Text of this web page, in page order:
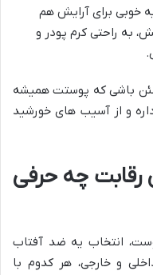
خوبی برای آرایش هم
به راحتی کرم پودر و
باشی که پوستت همیشه
و از آسیب های خورشید
رقابت چه حرفی
انتخاب یه ضد آفتاب
و خارجی، هر کدوم با